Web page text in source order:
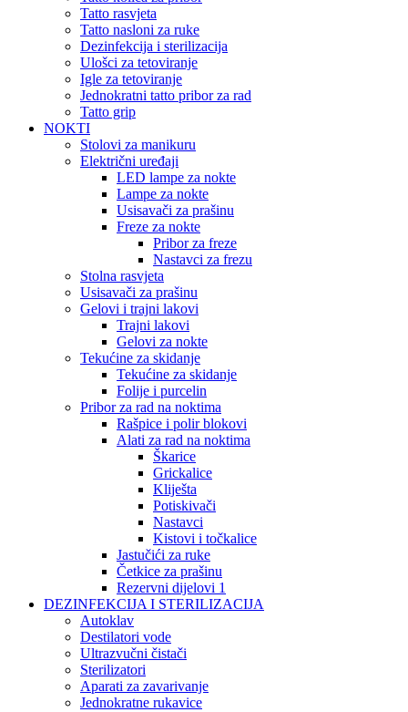
Tatto rasvjeta
Tatto nasloni za ruke
Dezinfekcija i sterilizacija
Ulošci za tetoviranje
Igle za tetoviranje
Jednokratni tatto pribor za rad
Tatto grip
NOKTI
Stolovi za manikuru
Električni uređaji
LED lampe za nokte
Lampe za nokte
Usisavači za prašinu
Freze za nokte
Pribor za freze
Nastavci za frezu
Stolna rasvjeta
Usisavači za prašinu
Gelovi i trajni lakovi
Trajni lakovi
Gelovi za nokte
Tekućine za skidanje
Tekućine za skidanje
Folije i purcelin
Pribor za rad na noktima
Rašpice i polir blokovi
Alati za rad na noktima
Škarice
Grickalice
Kliješta
Potiskivači
Nastavci
Kistovi i točkalice
Jastučići za ruke
Četkice za prašinu
Rezervni dijelovi 1
DEZINFEKCIJA I STERILIZACIJA
Autoklav
Destilatori vode
Ultrazvučni čistači
Sterilizatori
Aparati za zavarivanje
Jednokratne rukavice